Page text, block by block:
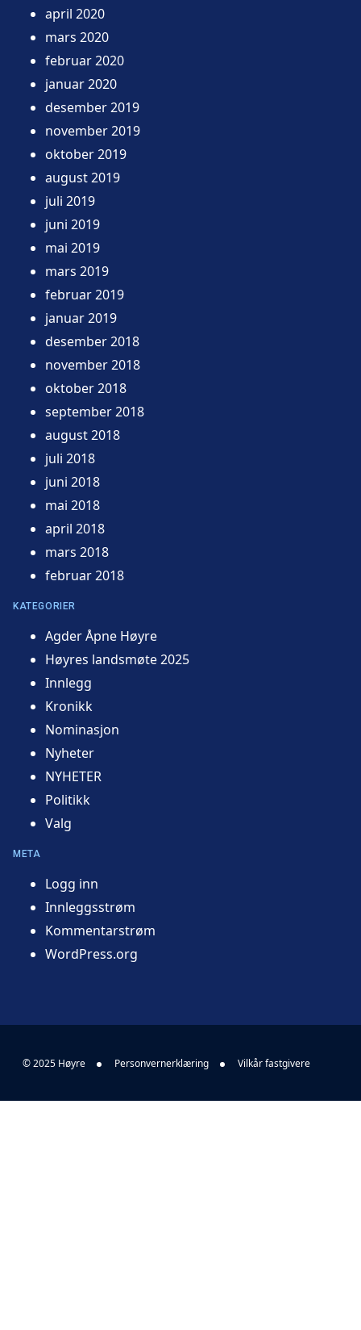
april 2020
mars 2020
februar 2020
januar 2020
desember 2019
november 2019
oktober 2019
august 2019
juli 2019
juni 2019
mai 2019
mars 2019
februar 2019
januar 2019
desember 2018
november 2018
oktober 2018
september 2018
august 2018
juli 2018
juni 2018
mai 2018
april 2018
mars 2018
februar 2018
KATEGORIER
Agder Åpne Høyre
Høyres landsmøte 2025
Innlegg
Kronikk
Nominasjon
Nyheter
NYHETER
Politikk
Valg
META
Logg inn
Innleggsstrøm
Kommentarstrøm
WordPress.org
© 2025 Høyre Personvernerklæring Vilkår fastgivere